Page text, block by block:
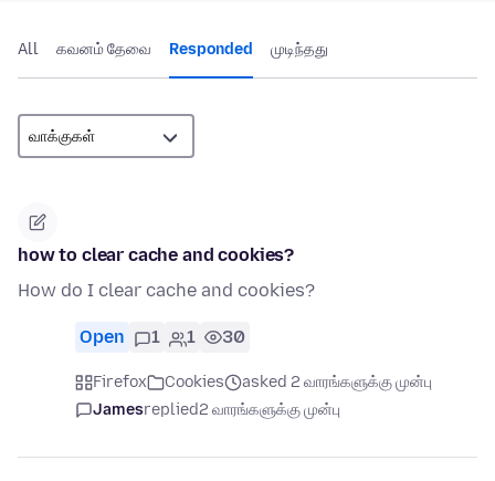
All கவனம் தேவை Responded முடிந்தது
how to clear cache and cookies?
How do I clear cache and cookies?
Open 1 1 30
Firefox Cookies
asked 2 வாரங்களுக்கு முன்பு
Jamesreplied2 வாரங்களுக்கு முன்பு